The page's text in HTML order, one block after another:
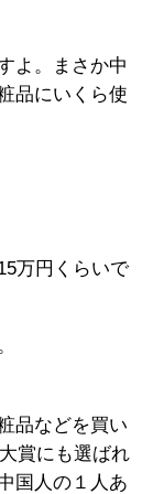
よ。まさか中
品にいくら使
万円くらいで
品などを買い
賞にも選ばれ
国人の１人あ